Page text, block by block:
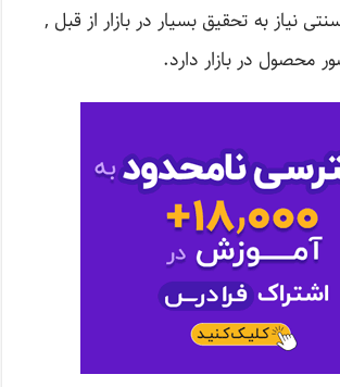
نیاز به تحقیق بسیار در بازار از قبل ,
محصول در بازار دارد.